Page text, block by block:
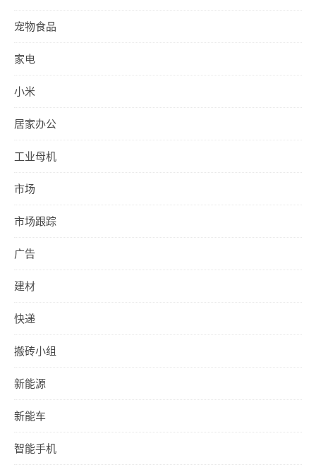
宠物食品
家电
小米
居家办公
工业母机
市场
市场跟踪
广告
建材
快递
搬砖小组
新能源
新能车
智能手机